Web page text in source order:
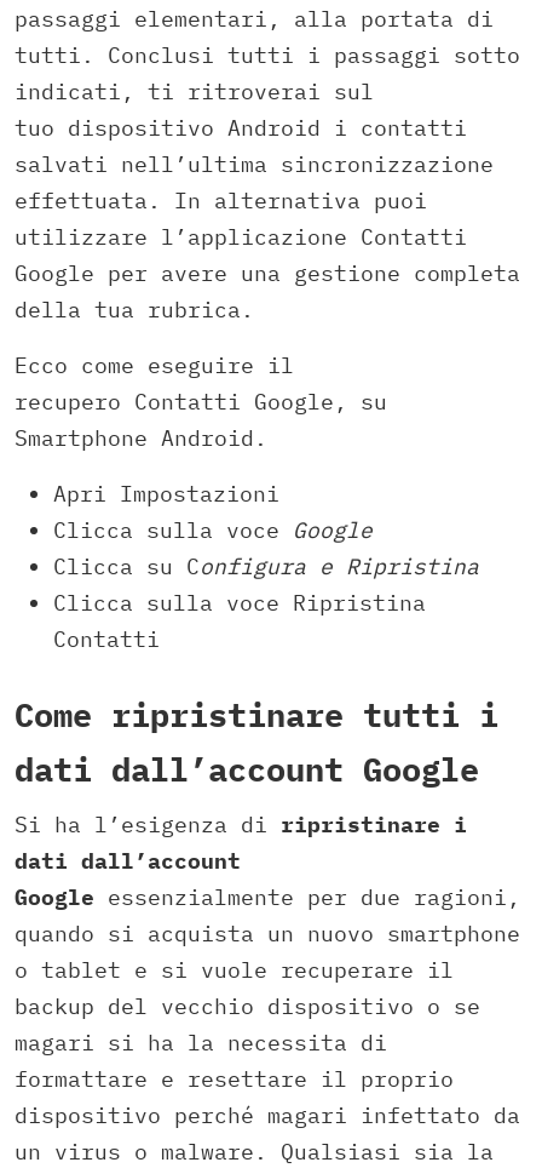
passaggi elementari, alla portata di
tutti. Conclusi tutti i passaggi sotto
indicati, ti ritroverai sul
tuo dispositivo Android i contatti
salvati nell’ultima sincronizzazione
effettuata. In alternativa puoi
utilizzare l’applicazione Contatti
Google per avere una gestione completa
della tua rubrica.
Ecco come eseguire il
recupero Contatti Google, su
Smartphone Android.
Apri Impostazioni
Clicca sulla voce Google
Clicca su Configura e Ripristina
Clicca sulla voce Ripristina
Contatti
Come ripristinare tutti i
dati dall’account Google
Si ha l’esigenza di ripristinare i
dati dall’account
Google essenzialmente per due ragioni,
quando si acquista un nuovo smartphone
o tablet e si vuole recuperare il
backup del vecchio dispositivo o se
magari si ha la necessita di
formattare e resettare il proprio
dispositivo perché magari infettato da
un virus o malware. Qualsiasi sia la